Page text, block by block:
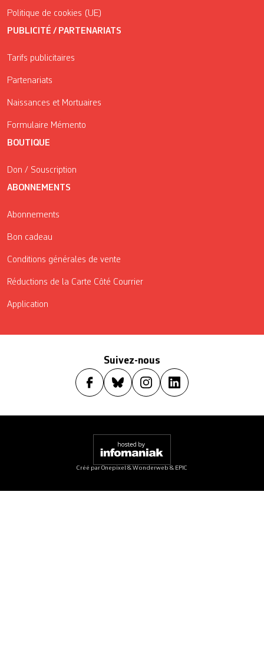
Politique de cookies (UE)
PUBLICITÉ / PARTENARIATS
Tarifs publicitaires
Partenariats
Naissances et Mortuaires
Formulaire Mémento
BOUTIQUE
Don / Souscription
ABONNEMENTS
Abonnements
Bon cadeau
Conditions générales de vente
Réductions de la Carte Côté Courrier
Application
Suivez-nous
Créé parOnepixel&Wonderweb & EPIC